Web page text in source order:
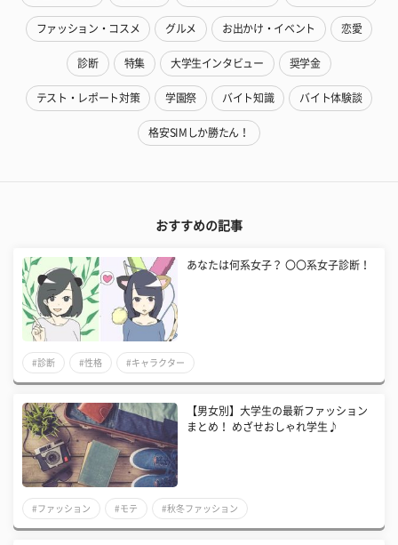
ファッション・コスメ グルメ お出かけ・イベント 恋愛
診断 特集 大学生インタビュー 奨学金
テスト・レポート対策 学園祭 バイト知識 バイト体験談
格安SIMしか勝たん！
おすすめの記事
あなたは何系女子？ 〇〇系女子診断！
#診断 #性格 #キャラクター
【男女別】大学生の最新ファッション
まとめ！ めざせおしゃれ学生♪
#ファッション #モテ #秋冬ファッション